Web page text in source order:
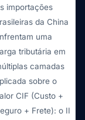
importações
da China
uma
tributária em
camadas
sobre o
CIF (Custo +
+ Frete): o II